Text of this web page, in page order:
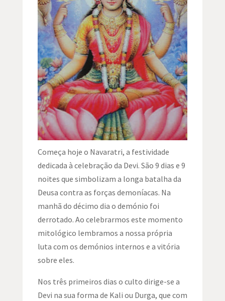
Começa hoje o Navaratri, a festividade
dedicada à celebração da Devi. São 9 dias e 9
noites que simbolizam a longa batalha da
Deusa contra as forças demoníacas. Na
manhã do décimo dia o demónio foi
derrotado. Ao celebrarmos este momento
mitológico lembramos a nossa própria
luta com os demónios internos e a vitória
sobre eles.
Nos três primeiros dias o culto dirige-se a
Devi na sua forma de Kali ou Durga, que com